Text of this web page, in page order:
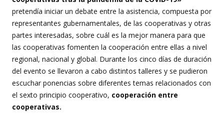
pretendía iniciar un debate entre la asistencia, compuesta por
representantes gubernamentales, de las cooperativas y otras
partes interesadas, sobre cuál es la mejor manera para que
las cooperativas fomenten la cooperación entre ellas a nivel
regional, nacional y global. Durante los cinco días de duración
del evento se llevaron a cabo distintos talleres y se pudieron
escuchar ponencias sobre diferentes temas relacionados con
el sexto principio cooperativo, cooperación entre
cooperativas.